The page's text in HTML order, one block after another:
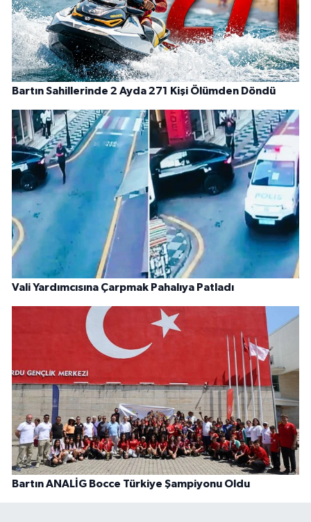
Bartın Sahillerinde 2 Ayda 271 Kişi Ölümden Döndü
Vali Yardımcısına Çarpmak Pahalıya Patladı
Bartın ANALİG Bocce Türkiye Şampiyonu Oldu